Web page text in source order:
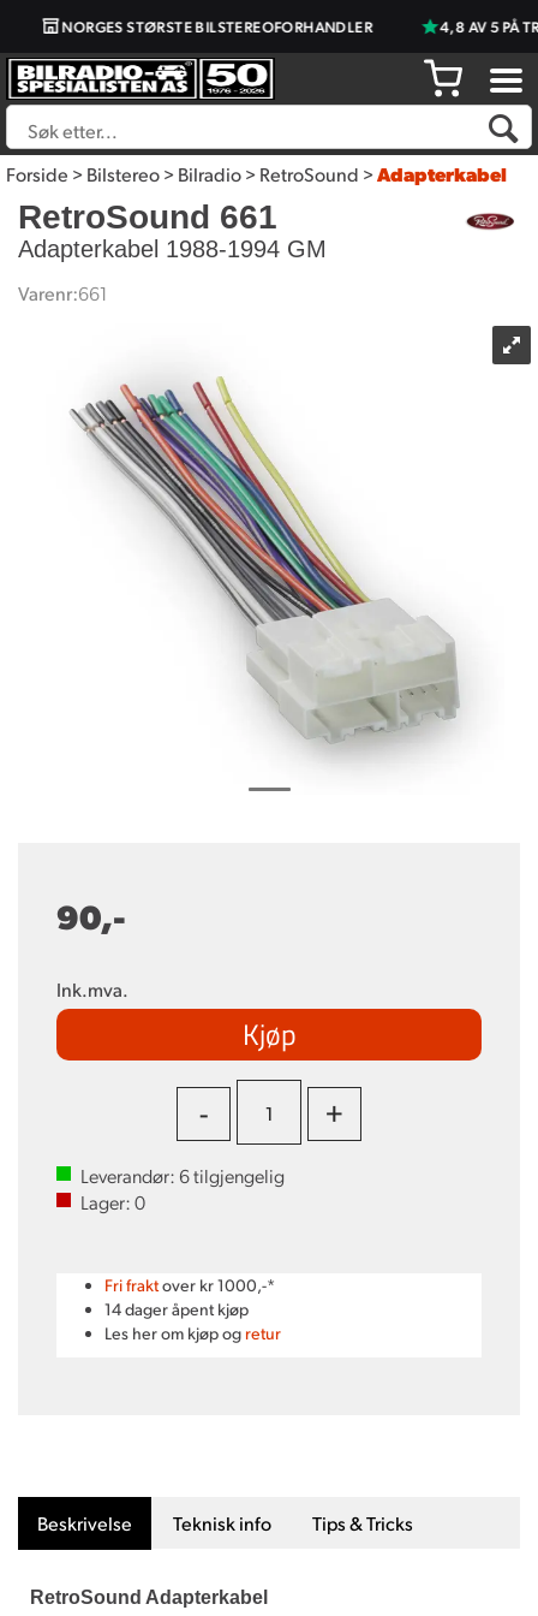
NORGES STØRSTE BILSTEREOFORHANDLER 4,8 AV 5 PÅ
Forside>Bilstereo>Bilradio>RetroSound>Adapterkabel
RetroSound 661
Adapterkabel 1988-1994 GM
Varenr:661
90,-
Ink.mva.
Kjøp
- +
Leverandør: 6tilgjengelig
Lager:0
Fri fraktover kr 1000,-*
14 dager åpent kjøp
Les her om kjøp og retur
Beskrivelse Teknisk info Tips & Tricks
RetroSound Adapterkabel